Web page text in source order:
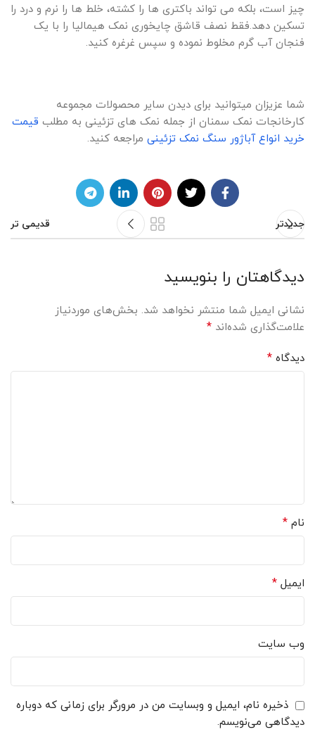
چیز است، بلکه می تواند باکتری ها را کشته، خلط ها را نرم و درد را
تسکین دهد.فقط نصف قاشق چایخوری نمک هیمالیا را با یک
فنجان آب گرم مخلوط نموده و سپس غرغره کنید.
شما عزیزان میتوانید برای دیدن سایر محصولات مجموعه
کارخانجات نمک سمنان از جمله نمک های تزئینی به مطلب قیمت
خرید انواع آباژور سنگ نمک تزئینی مراجعه کنید.
جدیدتر قدیمی تر
دیدگاهتان را بنویسید
نشانی ایمیل شما منتشر نخواهد شد. بخش‌های موردنیاز
علامت‌گذاری شده‌اند *
دیدگاه *
نام *
ایمیل *
وب‌ سایت
ذخیره نام، ایمیل و وبسایت من در مرورگر برای زمانی که دوباره
دیدگاهی می‌نویسم.